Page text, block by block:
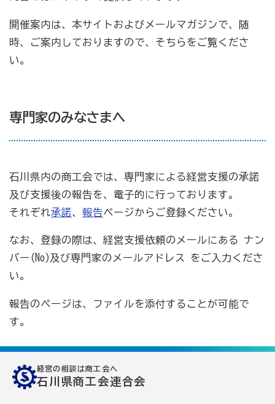
開催案内は、本サイトおよびメールマガジンで、随
時、ご案内しておりますので、そちらをご覧くださ
い。
専門家のみなさまへ
石川県内の商工会では、専門家による経営支援の承諾
及び支援後の報告を、電子的に行っております。
それぞれ承諾、 報告ページからご登録ください。
なお、登録の際は、経営支援依頼のメールにある ナン
バー(No)及び専門家のメールアドレス をご入力くださ
い。
報告のページは、ファイルを添付することが可能で
す。
経営の相談は商工会へ
石川県商工会連合会